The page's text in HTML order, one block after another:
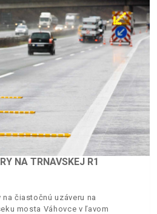
NA TRNAVSKEJ R1
čiastočnú uzáveru na
mosta Váhovce v ľavom